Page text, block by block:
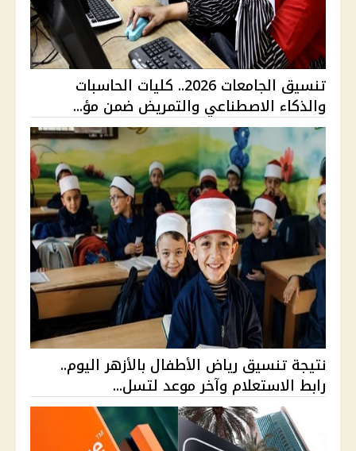
تنسيق الجامعات 2026.. كليات الحاسبات
والذكاء الاصطناعي والتمريض ضمن مؤ...
نتيجة تنسيق رياض الأطفال بالأزهر اليوم..
رابط الاستعلام وآخر موعد لتسل...